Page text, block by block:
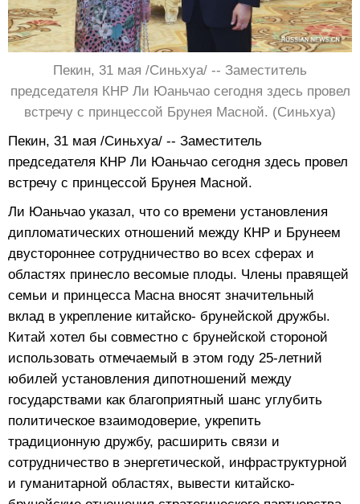
Пекин, 31 мая /Синьхуа/ -- Заместитель
председателя КНР Ли Юаньчао сегодня здесь провел
встречу с принцессой Брунея Масной. (Синьхуа)
Пекин, 31 мая /Синьхуа/ -- Заместитель
председателя КНР Ли Юаньчао сегодня здесь провел
встречу с принцессой Брунея Масной.
Ли Юаньчао указал, что со времени установления
дипломатических отношений между КНР и Брунеем
двустороннее сотрудничество во всех сферах и
областях принесло весомые плоды. Члены правящей
семьи и принцесса Масна вносят значительный
вклад в укрепление китайско- брунейской дружбы.
Китай хотел бы совместно с брунейской стороной
использовать отмечаемый в этом году 25-летний
юбилей установления дипотношений между
государствами как благоприятный шанс углубить
политическое взаимодоверие, укрепить
традиционную дружбу, расширить связи и
сотрудничество в энергетической, инфраструктурной
и гуманитарной областях, вывести китайско-